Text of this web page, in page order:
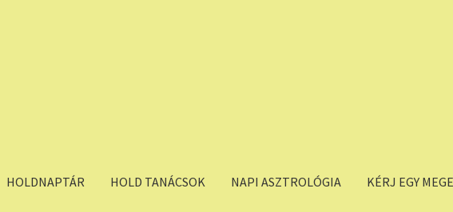
HOLDNAPTÁR HOLD TANÁCSOK NAPI ASZTROLÓGIA KÉRJ EGY